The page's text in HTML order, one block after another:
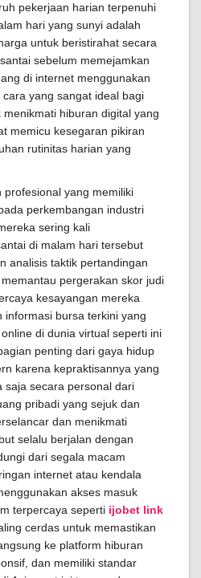
pekerjaan harian terpenuhi
hari yang sunyi adalah
untuk beristirahat secara
sebelum memejamkan
di internet menggunakan
yang sangat ideal bagi
hiburan digital yang
memicu kesegaran pikiran
rutinitas harian yang
profesional yang memiliki
perkembangan industri
sering kali
di malam hari tersebut
analisis taktik pertandingan
pergerakan skor judi
kesayangan mereka
bursa terkini yang
di dunia virtual seperti ini
penting dari gaya hidup
karena kepraktisannya yang
saja secara personal dari
pribadi yang sejuk dan
dan menikmati
selalu berjalan dengan
dari segala macam
internet atau kendala
akses masuk
terpercaya seperti ijobet link
cerdas untuk memastikan
ke platform hiburan
dan memiliki standar